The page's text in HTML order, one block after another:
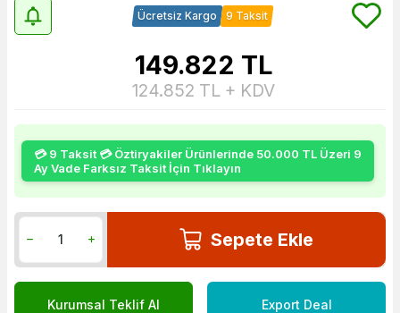
Ücretsiz Kargo 9 Taksit
149.822 TL
124.852 TL + KDV
💳 9 Taksit 💳 Öztiryakiler Ürünlerinde 50.000 TL Üzeri 9
Ay Vade Farksız Taksit İçin Tıklayın
Sepete Ekle
Kurumsal Teklif Al Export Deal